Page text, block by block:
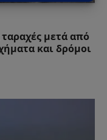
μετά από
και δρόμοι